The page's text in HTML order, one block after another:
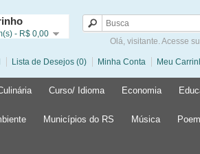
- R$ 0,00
Olá, visitante. Acesse
Lista de Desejos (0) Minha Conta Meu
Curso/ Idioma Economia
Municípios do RS Música